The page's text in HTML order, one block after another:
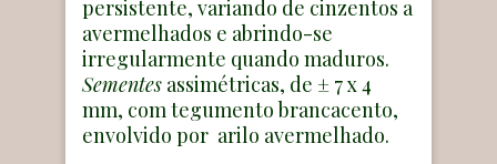
persistente, variando de cinzentos a
avermelhados e abrindo-se
irregularmente quando maduros.
Sementes assimétricas, de ± 7 x 4
mm, com tegumento brancacento,
envolvido por arilo avermelhado.